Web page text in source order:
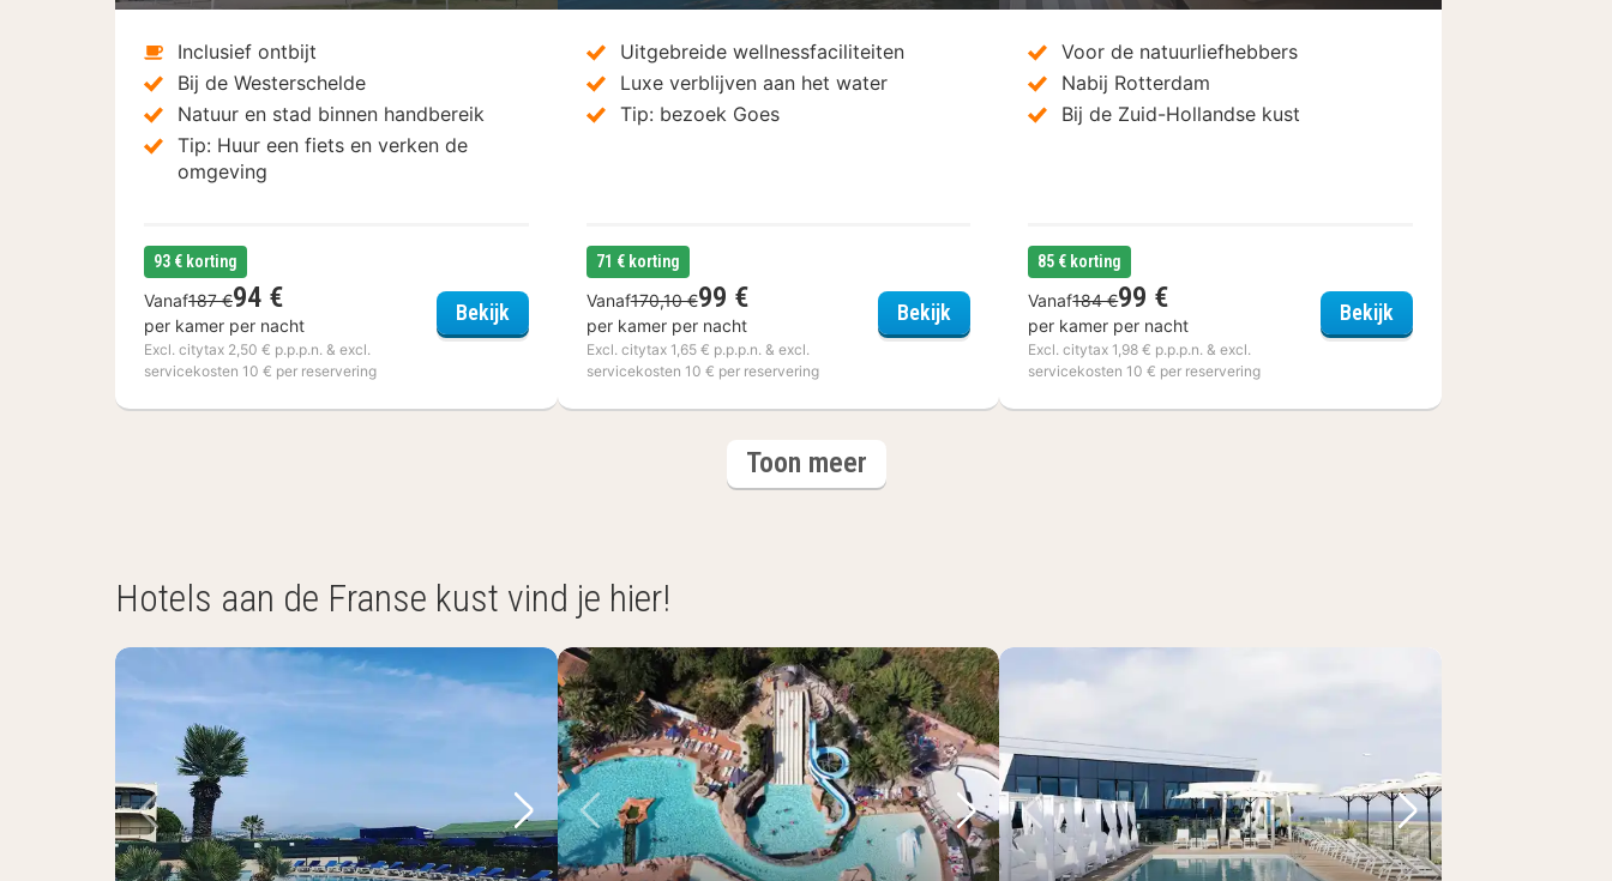
Inclusief ontbijt
Bij de Westerschelde
Natuur en stad binnen handbereik
Tip: Huur een fiets en verken de
omgeving
93 € korting
Vanaf187 €94 €
per kamer per nacht
Excl. citytax 2,50 € p.p.p.n. & excl.
servicekosten 10 € per reservering
BekijkCity Hotel Terneuzen
Uitgebreide wellnessfaciliteiten
Luxe verblijven aan het water
Tip: bezoek Goes
71 € korting
Vanaf170,10 €99 €
per kamer per nacht
Excl. citytax 1,65 € p.p.p.n. & excl.
servicekosten 10 € per reservering
Bekijk Hotel Waterstate
Voor de natuurliefhebbers
Nabij Rotterdam
Bij de Zuid-Hollandse kust
85 € korting
Vanaf184 €99 €
per kamer per nacht
Excl. citytax 1,98 € p.p.p.n. & excl.
servicekosten 10 € per reservering
BekijkCarlton Oasis Hotel
Toon meerhotels
Hotels aan de Franse kust vind je hier!
Vorige foto
Volgende foto
Vorige foto
Volgende foto
Vorige foto
Volgende foto